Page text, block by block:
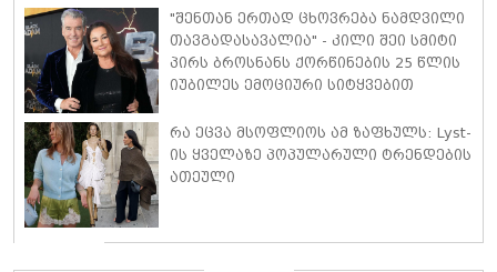
"შენთან ერთად ცხოვრება ნამდვილი
თავგადასავალია" - კილი შეი სმიტი
პირს ბროსნანს ქორწინების 25 წლის
იუბილეს ემოციური სიტყვებით
რა ეცვა მსოფლიოს ამ ზაფხულს: Lyst-
ის ყველაზე პოპულარული ტრენდების
ათეული